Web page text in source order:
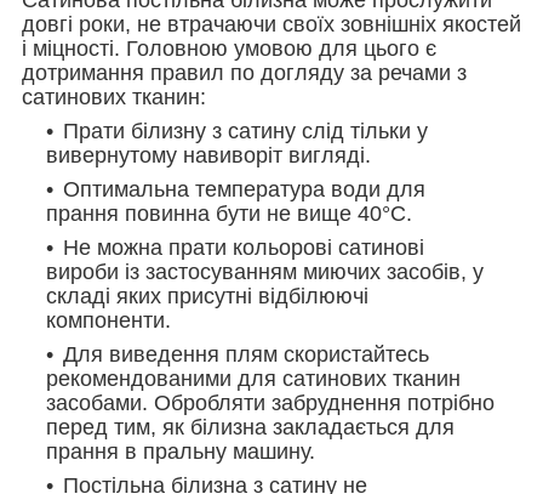
довгі роки, не втрачаючи своїх зовнішніх якостей
і міцності. Головною умовою для цього є
дотримання правил по догляду за речами з
сатинових тканин:
Прати білизну з сатину слід тільки у
вивернутому навиворіт вигляді.
Оптимальна температура води для
прання повинна бути не вище 40°С.
Не можна прати кольорові сатинові
вироби із застосуванням миючих засобів, у
складі яких присутні відбілюючі
компоненти.
Для виведення плям скористайтесь
рекомендованими для сатинових тканин
засобами. Обробляти забруднення потрібно
перед тим, як білизна закладається для
прання в пральну машину.
Постільна білизна з сатину не